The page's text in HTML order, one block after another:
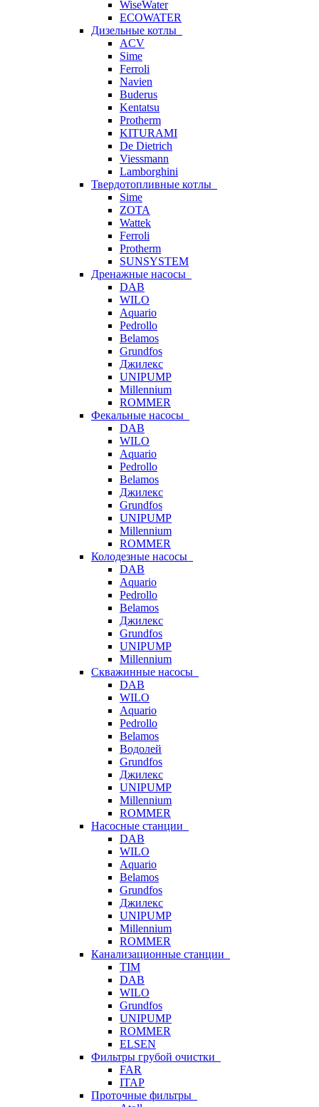
WiseWater
ECOWATER
Дизельные котлы
ACV
Sime
Ferroli
Navien
Buderus
Kentatsu
Protherm
KITURAMI
De Dietrich
Viessmann
Lamborghini
Твердотопливные котлы
Sime
ZOTA
Wattek
Ferroli
Protherm
SUNSYSTEM
Дренажные насосы
DAB
WILO
Aquario
Pedrollo
Belamos
Grundfos
Джилекс
UNIPUMP
Millennium
ROMMER
Фекальные насосы
DAB
WILO
Aquario
Pedrollo
Belamos
Джилекс
Grundfos
UNIPUMP
Millennium
ROMMER
Колодезные насосы
DAB
Aquario
Pedrollo
Belamos
Джилекс
Grundfos
UNIPUMP
Millennium
Скважинные насосы
DAB
WILO
Aquario
Pedrollo
Belamos
Водолей
Grundfos
Джилекс
UNIPUMP
Millennium
ROMMER
Насосные станции
DAB
WILO
Aquario
Belamos
Grundfos
Джилекс
UNIPUMP
Millennium
ROMMER
Канализационные станции
TIM
DAB
WILO
Grundfos
UNIPUMP
ROMMER
ELSEN
Фильтры грубой очистки
FAR
ITAP
Проточные фильтры